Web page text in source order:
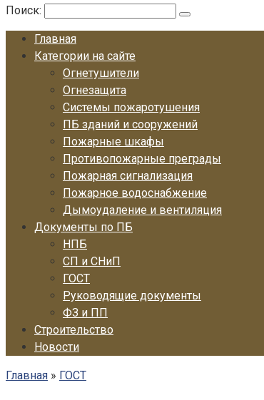
Поиск:
Главная
Категории на сайте
Огнетушители
Огнезащита
Системы пожаротушения
ПБ зданий и сооружений
Пожарные шкафы
Противопожарные преграды
Пожарная сигнализация
Пожарное водоснабжение
Дымоудаление и вентиляция
Документы по ПБ
НПБ
СП и СНиП
ГОСТ
Руководящие документы
ФЗ и ПП
Строительство
Новости
Главная » ГОСТ